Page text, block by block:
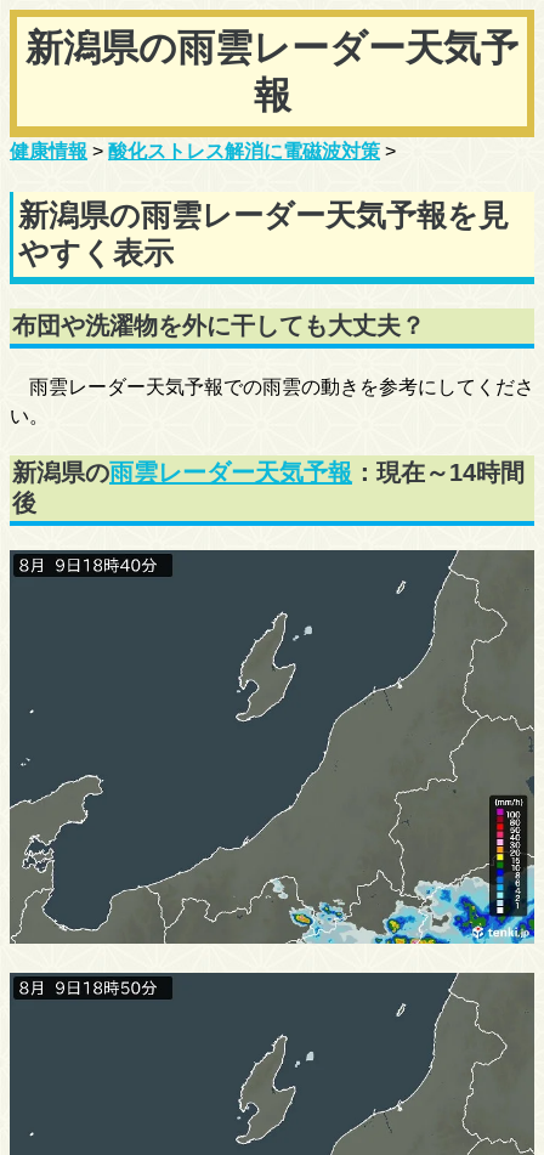
新潟県の雨雲レーダー天気予
報
健康情報 > 酸化ストレス解消に電磁波対策 >
新潟県の雨雲レーダー天気予報を見
やすく表示
布団や洗濯物を外に干しても大丈夫？
雨雲レーダー天気予報での雨雲の動きを参考にしてくださ
い。
新潟県の雨雲レーダー天気予報 ：現在～14時間
後